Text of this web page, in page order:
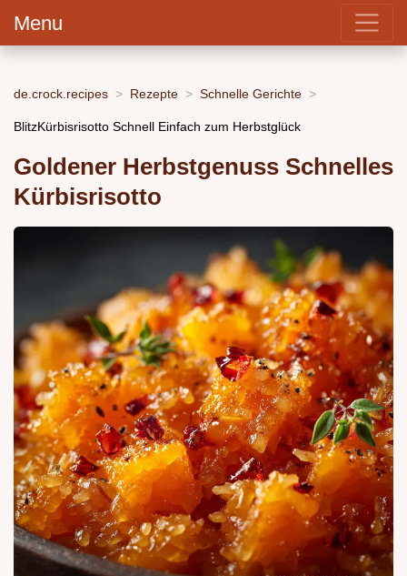
Menu
de.crock.recipes Rezepte Schnelle Gerichte
BlitzKürbisrisotto Schnell Einfach zum Herbstglück
Goldener Herbstgenuss Schnelles
Kürbisrisotto